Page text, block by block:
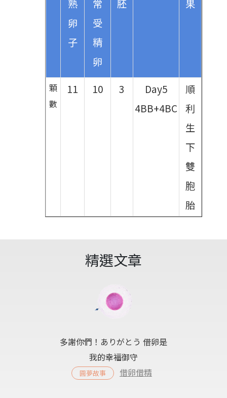
熟
卵
子
常
受
精
卵
胚
果
顆
數
11 10 3
Day5
4BB+4BC
順
利
生
下
雙
胞
胎
精選文章
多謝你們！ありがとう 借卵是
我的幸福御守
圓夢故事 借卵借精